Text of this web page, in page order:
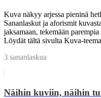
Kuva näkyy arjessa pieninä
Sananlaskut ja aforismit
jaksamaan, tekemään
Löydät tältä sivulta Kuva-
3 sananlaskua
Näihin kuviin, näihin